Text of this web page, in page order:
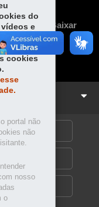
ts
Ap
p
Baixar
do
e
de
cookies
portal não
não
nosso
o